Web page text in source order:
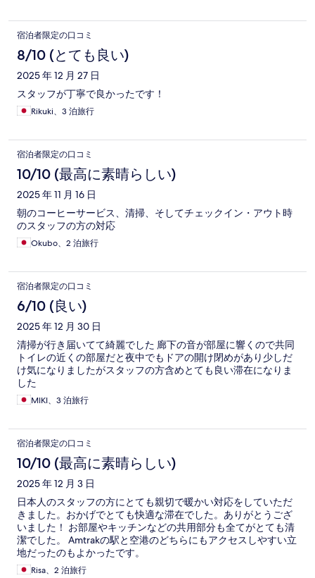
宿泊者限定の口コミ
8/10 (とても良い)
2025 年 12 月 27 日
スタッフが丁寧で良かったです！
Rikuki、3 泊旅行
宿泊者限定の口コミ
10/10 (最高に素晴らしい)
2025 年 11 月 16 日
朝のコーヒーサービス、清掃、そしてチェックイン・アウト時
のスタッフの方の対応
Okubo、2 泊旅行
宿泊者限定の口コミ
6/10 (良い)
2025 年 12 月 30 日
清掃が行き届いてて綺麗でした 廊下の音が部屋に響くので共同
トイレの近くの部屋だと夜中でもドアの開け閉めがあり少しだ
け気になりましたがスタッフの方含めとても良い滞在になりま
した
MIKI、3 泊旅行
宿泊者限定の口コミ
10/10 (最高に素晴らしい)
2025 年 12 月 3 日
日本人のスタッフの方にとても親切で暖かい対応をしていただ
きました。おかげでとても快適な滞在でした。ありがとうござ
いました！ お部屋やキッチンなどの共用部分も全てがとても清
潔でした。 Amtrakの駅と空港のどちらにもアクセスしやすい立
地だったのもよかったです。
Risa、2 泊旅行